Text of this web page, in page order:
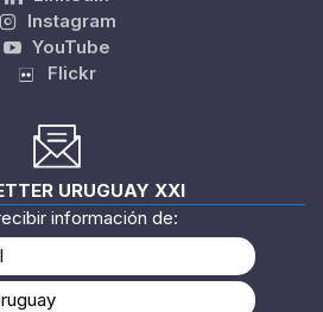
Instagram
YouTube
Flickr
URUGUAY XXI
información de: